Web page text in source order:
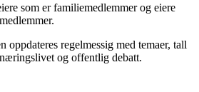
som er familiemedlemmer og eiere
oppdateres regelmessig med temaer, tall
og offentlig debatt.